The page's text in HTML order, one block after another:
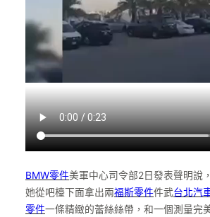
BMW零件美軍中心司令部2日發表聲明說
她從吧檯下面拿出兩福斯零件件武台北汽
零件一條精緻的蕾絲絲帶，和一個測量完